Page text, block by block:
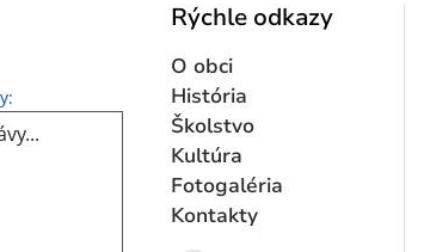
Text vašej správy...
Rýchle odkazy
O obci
História
Školstvo
Kultúra
Fotogaléria
Kontakty